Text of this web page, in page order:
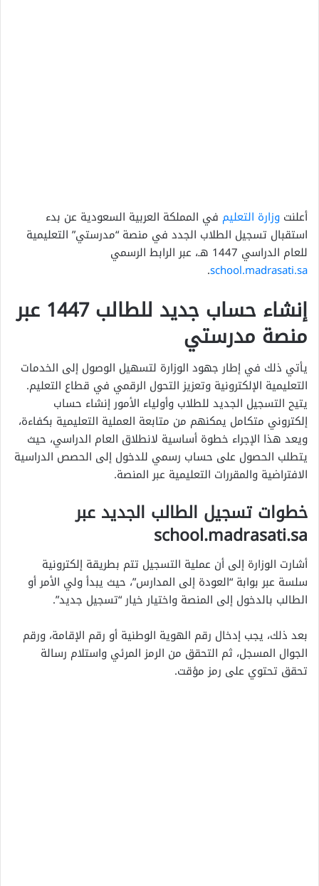
أعلنت وزارة التعليم في المملكة العربية السعودية عن بدء
استقبال تسجيل الطلاب الجدد في منصة “مدرستي” التعليمية
للعام الدراسي 1447 هـ، عبر الرابط الرسمي
school.madrasati.sa
.
إنشاء حساب جديد للطالب 1447 عبر
منصة مدرستي
يأتي ذلك في إطار جهود الوزارة لتسهيل الوصول إلى الخدمات
التعليمية الإلكترونية وتعزيز التحول الرقمي في قطاع التعليم.
يتيح التسجيل الجديد للطلاب وأولياء الأمور إنشاء حساب
إلكتروني متكامل يمكنهم من متابعة العملية التعليمية بكفاءة،
ويعد هذا الإجراء خطوة أساسية لانطلاق العام الدراسي، حيث
يتطلب الحصول على حساب رسمي للدخول إلى الحصص الدراسية
الافتراضية والمقررات التعليمية عبر المنصة.
خطوات تسجيل الطالب الجديد عبر
school.madrasati.sa
أشارت الوزارة إلى أن عملية التسجيل تتم بطريقة إلكترونية
سلسة عبر بوابة “العودة إلى المدارس”، حيث يبدأ ولي الأمر أو
الطالب بالدخول إلى المنصة واختيار خيار “تسجيل جديد”.
بعد ذلك، يجب إدخال رقم الهوية الوطنية أو رقم الإقامة، ورقم
الجوال المسجل، ثم التحقق من الرمز المرئي واستلام رسالة
تحقق تحتوي على رمز مؤقت.